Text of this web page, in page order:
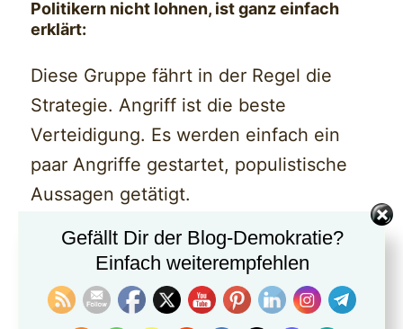
Politikern nicht lohnen, ist ganz einfach
erklärt:
Diese Gruppe fährt in der Regel die
Strategie. Angriff ist die beste
Verteidigung. Es werden einfach ein
paar Angriffe gestartet, populistische
Aussagen getätigt.
Die Entkräftung von einem
populistischen Satz ist leider nicht
einfach schnell möglich, sondern muss
Gefällt Dir der Blog-Demokratie?
Einfach weiterempfehlen